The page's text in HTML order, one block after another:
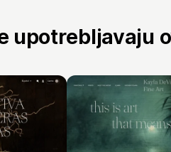
upotrebljavaju